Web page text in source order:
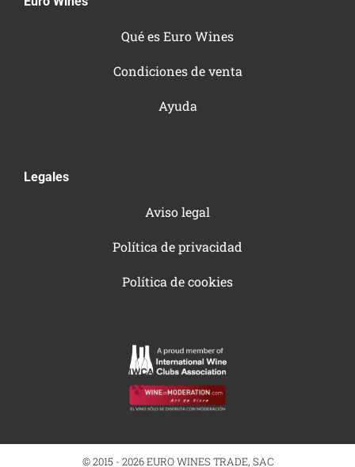
Qué es Euro Wines
Condiciones de venta
Ayuda
Legales
Aviso legal
Política de privacidad
Política de cookies
© 2015 - 2026 EURO WINES TRADE, SAC